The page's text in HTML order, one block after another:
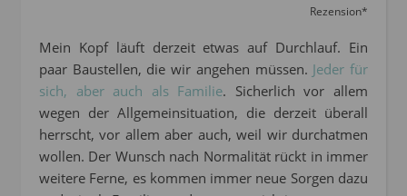
Rezension*
Mein Kopf läuft derzeit etwas auf Durchlauf. Ein
paar Baustellen, die wir angehen müssen. Jeder für
sich, aber auch als Familie. Sicherlich vor allem
wegen der Allgemeinsituation, die derzeit überall
herrscht, vor allem aber auch, weil wir durchatmen
wollen. Der Wunsch nach Normalität rückt in immer
weitere Ferne, es kommen immer neue Sorgen dazu